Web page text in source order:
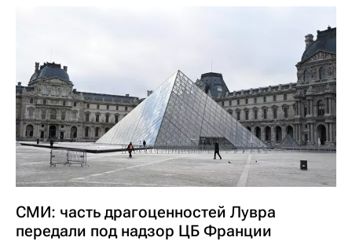
СМИ: часть драгоценностей Лувра
передали под надзор ЦБ Франции